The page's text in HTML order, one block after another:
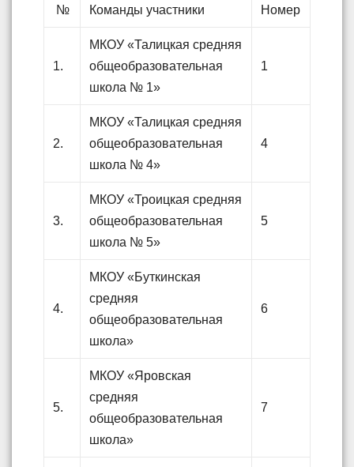
№ Команды участники Номер
1.
МКОУ «Талицкая средняя
общеобразовательная
школа № 1»
1
2.
МКОУ «Талицкая средняя
общеобразовательная
школа № 4»
4
3.
МКОУ «Троицкая средняя
общеобразовательная
школа № 5»
5
4.
МКОУ «Буткинская
средняя
общеобразовательная
школа»
6
5.
МКОУ «Яровская
средняя
общеобразовательная
школа»
7